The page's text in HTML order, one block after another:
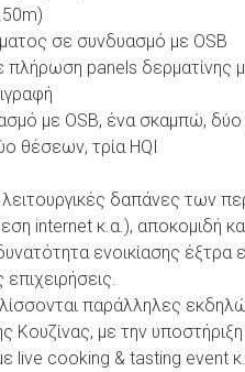
σε συνδυασμό με OSB
panels δερματίνης
με OSB, ένα σκαμπώ, δύο
θέσεων, τρία HQI
δαπάνες των
internet κ.α.), αποκομιδή
ενοικίασης έξτρα
παράλληλες
με την
live cooking & tasting event